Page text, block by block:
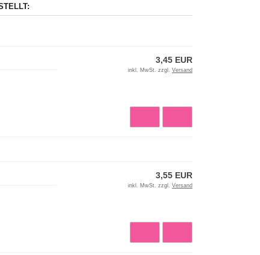
3,45 EUR
inkl. MwSt. zzgl. Versand
3,55 EUR
inkl. MwSt. zzgl. Versand